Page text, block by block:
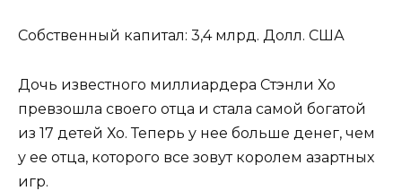
Собственный капитал: 3,4 млрд. Долл. США
Дочь известного миллиардера Стэнли Хо
превзошла своего отца и стала самой богатой
из 17 детей Хо. Теперь у нее больше денег, чем
у ее отца, которого все зовут королем азартных
игр.